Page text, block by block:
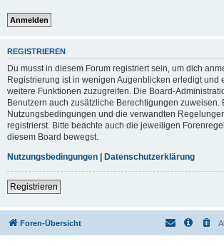
REGISTRIEREN
Du musst in diesem Forum registriert sein, um dich
Registrierung ist in wenigen Augenblicken erledigt und
weitere Funktionen zuzugreifen. Die Board-
Benutzern auch zusätzliche Berechtigungen zuweisen.
Nutzungsbedingungen und die verwandten
registrierst. Bitte beachte auch die jeweiligen
diesem Board bewegst.
Nutzungsbedingungen | Datenschutzerklärung
Registrieren
Foren-Übersicht